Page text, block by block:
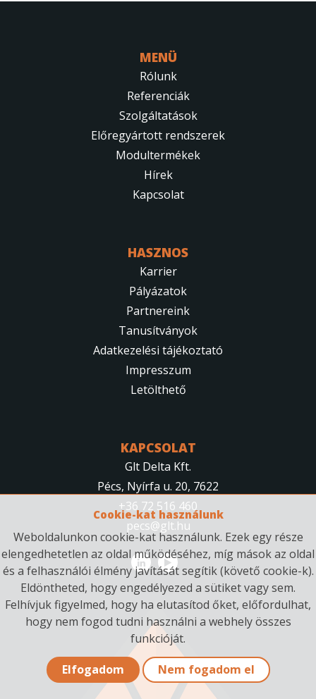
MENÜ
Rólunk
Referenciák
Szolgáltatások
Előregyártott rendszerek
Modultermékek
Hírek
Kapcsolat
HASZNOS
Karrier
Pályázatok
Partnereink
Tanusítványok
Adatkezelési tájékoztató
Impresszum
Letölthető
KAPCSOLAT
Glt Delta Kft.
Pécs, Nyírfa u. 20, 7622
+36 72 516 460
pecs@glt.hu
Cookie-kat használunk
Weboldalunkon cookie-kat használunk. Ezek egy része
elengedhetetlen az oldal működéséhez, míg mások az oldal
és a felhasználói élmény javítását segítik (követő cookie-k).
Eldöntheted, hogy engedélyezed a sütiket vagy sem.
Felhívjuk figyelmed, hogy ha elutasítod őket, előfordulhat,
hogy nem fogod tudni használni a webhely összes
funkcióját.
Elfogadom
Nem fogadom el